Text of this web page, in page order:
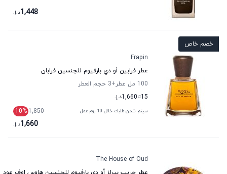
1,448د.إ.
خصم خاص
Frapin
عطر فرابين أو دي بارفيوم للجنسين فرابان
100 مل عطر
+3
حجم العطر
15تا1,660د.إ.
سيتم شحن طلبك خلال 10 يوم عمل 1,850
10%
1,660د.إ.
The House of Oud